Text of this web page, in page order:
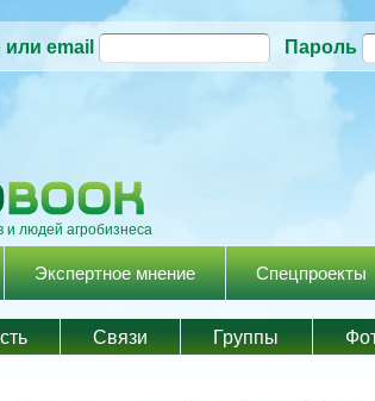
email Пароль
людей агробизнеса
Экспертное мнение Спецпроекты
Cвязи Группы